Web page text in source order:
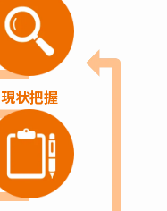
現状把握